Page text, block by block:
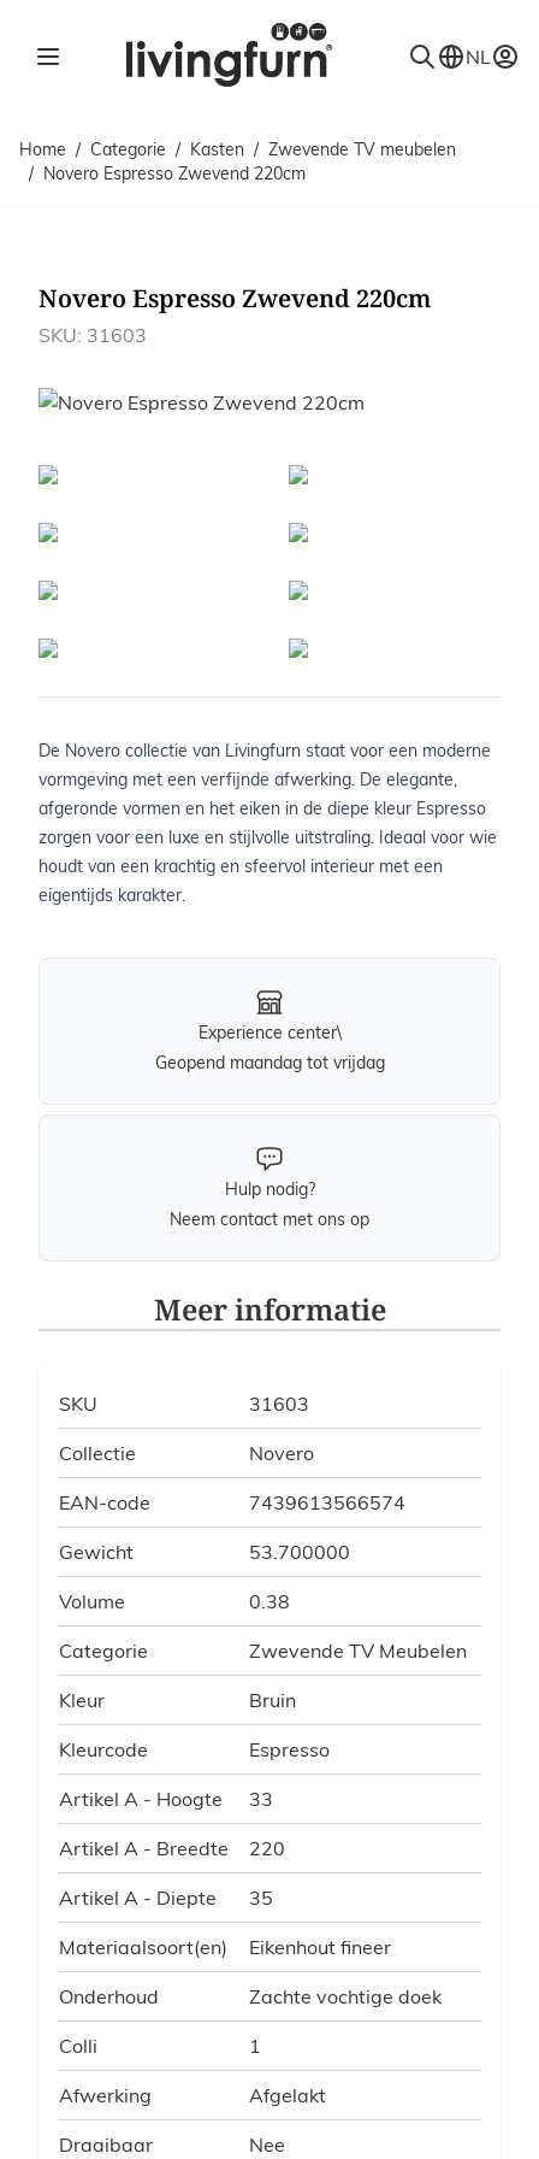
NL
Home / Categorie / Kasten / Zwevende TV meubelen
/ Novero Espresso Zwevend 220cm
Novero Espresso Zwevend 220cm
SKU: 31603
Afbeeldingen
De Novero collectie van Livingfurn staat voor een moderne
vormgeving met een verfijnde afwerking. De elegante,
afgeronde vormen en het eiken in de diepe kleur Espresso
zorgen voor een luxe en stijlvolle uitstraling. Ideaal voor wie
houdt van een krachtig en sfeervol interieur met een
eigentijds karakter.
Experience center\
Geopend maandag tot vrijdag
Hulp nodig?
Neem contact met ons op
Meer informatie
SKU 31603
Collectie Novero
EAN-code 7439613566574
Gewicht 53.700000
Volume 0.38
Categorie Zwevende TV Meubelen
Kleur Bruin
Kleurcode Espresso
Artikel A - Hoogte 33
Artikel A - Breedte 220
Artikel A - Diepte 35
Materiaalsoort(en) Eikenhout fineer
Onderhoud Zachte vochtige doek
Colli 1
Afwerking Afgelakt
Draaibaar Nee